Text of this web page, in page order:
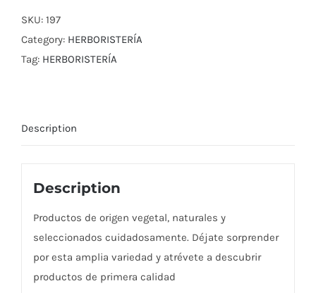
SKU: 197
Category: HERBORISTERÍA
Tag: HERBORISTERÍA
Description
Description
Productos de origen vegetal, naturales y
seleccionados cuidadosamente. Déjate sorprender
por esta amplia variedad y atrévete a descubrir
productos de primera calidad